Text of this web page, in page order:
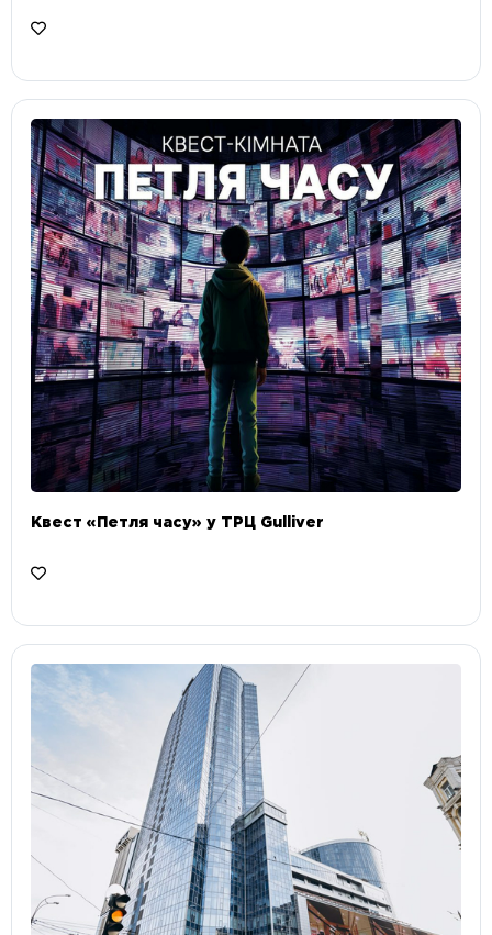
Квест «Петля часу» у ТРЦ Gulliver